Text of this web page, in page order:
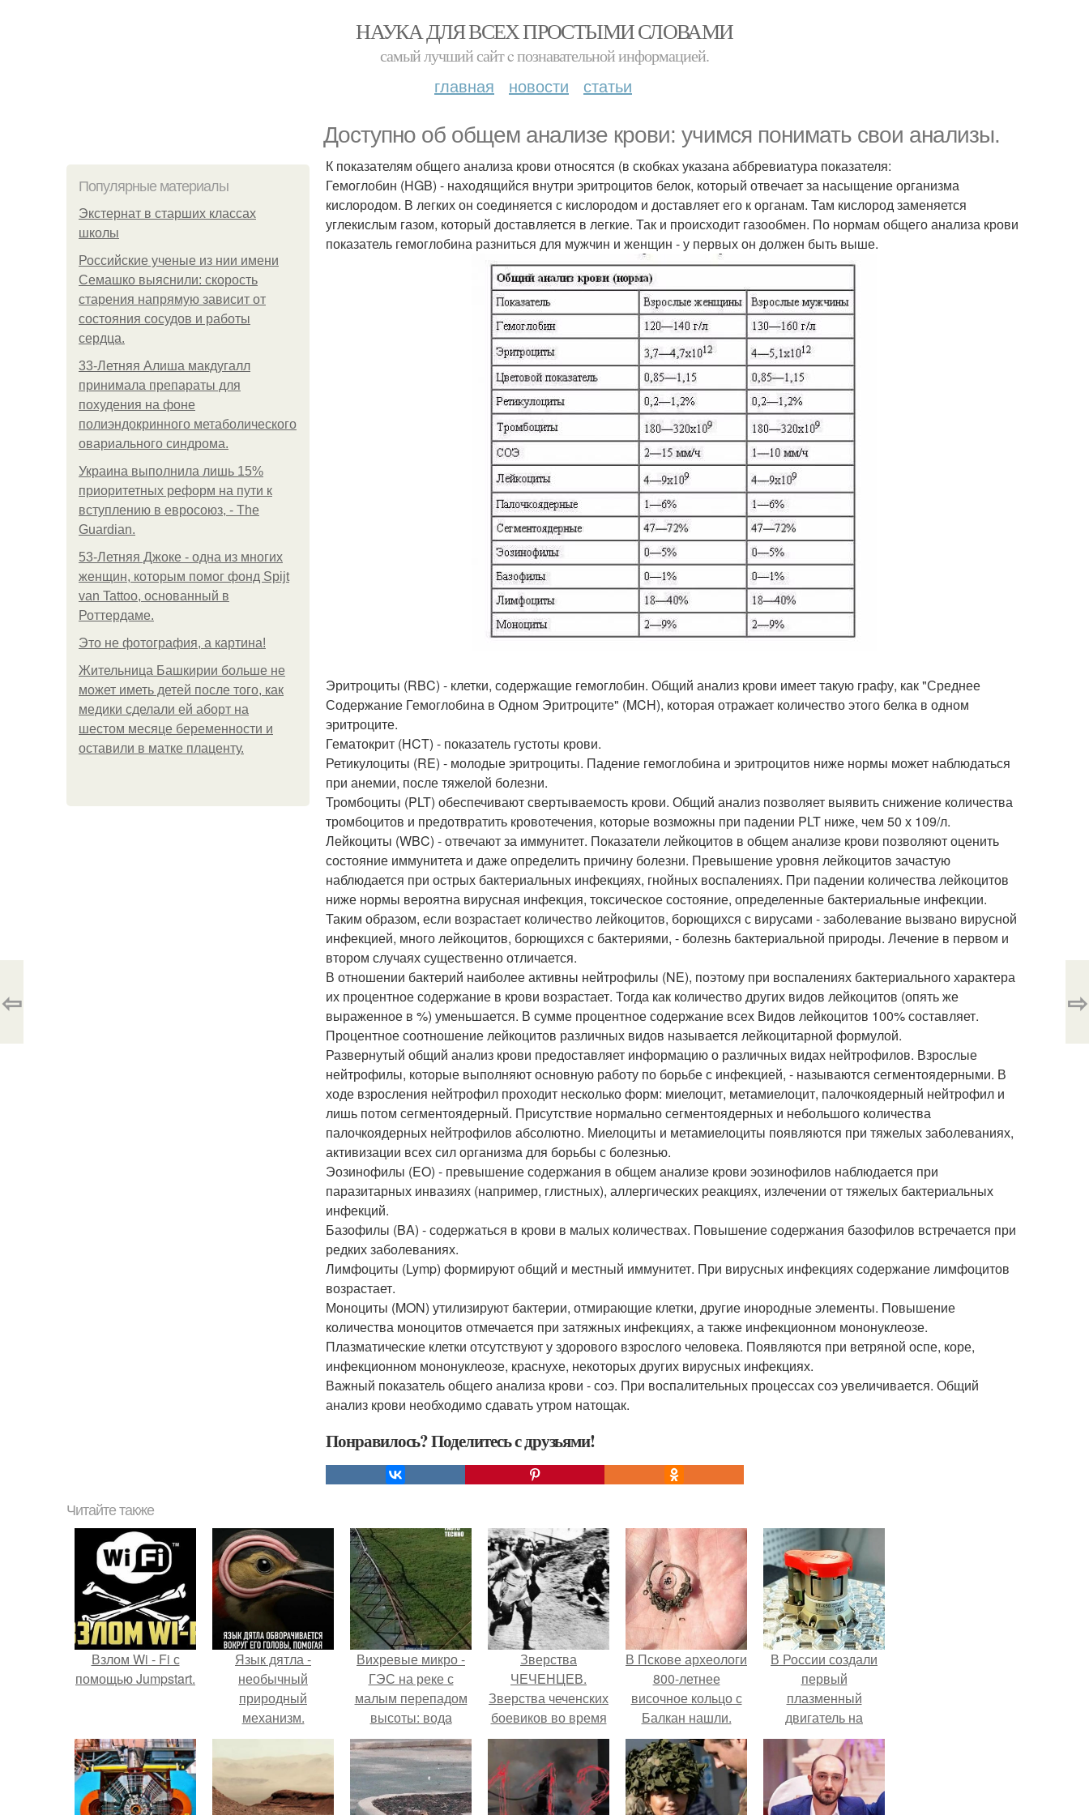
НАУКА ДЛЯ ВСЕХ ПРОСТЫМИ СЛОВАМИ
самый лучший сайт c познавательной информацией.
главная новости статьи
Доступно об общем анализе крови: учимся понимать свои анализы.
Популярные материалы
Экстернат в старших классах
школы
Российские ученые из нии имени
Семашко выяснили: скорость
старения напрямую зависит от
состояния сосудов и работы
сердца.
33-Летняя Алиша макдугалл
принимала препараты для
похудения на фоне
полиэндокринного метаболического
овариального синдрома.
Украина выполнила лишь 15%
приоритетных реформ на пути к
вступлению в евросоюз, - The
Guardian.
53-Летняя Джоке - одна из многих
женщин, которым помог фонд Spijt
van Tattoo, основанный в
Роттердаме.
Это не фотография, а картина!
Жительница Башкирии больше не
может иметь детей после того, как
медики сделали ей аборт на
шестом месяце беременности и
оставили в матке плаценту.
К показателям общего анализа крови относятся (в скобках указана аббревиатура показателя:
Гемоглобин (HGB) - находящийся внутри эритроцитов белок, который отвечает за насыщение организма
кислородом. В легких он соединяется с кислородом и доставляет его к органам. Там кислород заменяется
углекислым газом, который доставляется в легкие. Так и происходит газообмен. По нормам общего анализа крови
показатель гемоглобина разниться для мужчин и женщин - у первых он должен быть выше.
Эритроциты (RBC) - клетки, содержащие гемоглобин. Общий анализ крови имеет такую графу, как "Среднее
Содержание Гемоглобина в Одном Эритроците" (MCH), которая отражает количество этого белка в одном
эритроците.
Гематокрит (HCT) - показатель густоты крови.
Ретикулоциты (RE) - молодые эритроциты. Падение гемоглобина и эритроцитов ниже нормы может наблюдаться
при анемии, после тяжелой болезни.
Тромбоциты (PLT) обеспечивают свертываемость крови. Общий анализ позволяет выявить снижение количества
тромбоцитов и предотвратить кровотечения, которые возможны при падении PLT ниже, чем 50 х 109/л.
Лейкоциты (WBC) - отвечают за иммунитет. Показатели лейкоцитов в общем анализе крови позволяют оценить
состояние иммунитета и даже определить причину болезни. Превышение уровня лейкоцитов зачастую
наблюдается при острых бактериальных инфекциях, гнойных воспалениях. При падении количества лейкоцитов
ниже нормы вероятна вирусная инфекция, токсическое состояние, определенные бактериальные инфекции.
Таким образом, если возрастает количество лейкоцитов, борющихся с вирусами - заболевание вызвано вирусной
инфекцией, много лейкоцитов, борющихся с бактериями, - болезнь бактериальной природы. Лечение в первом и
втором случаях существенно отличается.
В отношении бактерий наиболее активны нейтрофилы (NE), поэтому при воспалениях бактериального характера
их процентное содержание в крови возрастает. Тогда как количество других видов лейкоцитов (опять же
выраженное в %) уменьшается. В сумме процентное содержание всех Видов лейкоцитов 100% составляет.
Процентное соотношение лейкоцитов различных видов называется лейкоцитарной формулой.
Развернутый общий анализ крови предоставляет информацию о различных видах нейтрофилов. Взрослые
нейтрофилы, которые выполняют основную работу по борьбе с инфекцией, - называются сегментоядерными. В
ходе взросления нейтрофил проходит несколько форм: миелоцит, метамиелоцит, палочкоядерный нейтрофил и
лишь потом сегментоядерный. Присутствие нормально сегментоядерных и небольшого количества
палочкоядерных нейтрофилов абсолютно. Миелоциты и метамиелоциты появляются при тяжелых заболеваниях,
активизации всех сил организма для борьбы с болезнью.
Эозинофилы (EO) - превышение содержания в общем анализе крови эозинофилов наблюдается при
паразитарных инвазиях (например, глистных), аллергических реакциях, излечении от тяжелых бактериальных
инфекций.
Базофилы (BA) - содержаться в крови в малых количествах. Повышение содержания базофилов встречается при
редких заболеваниях.
Лимфоциты (Lymp) формируют общий и местный иммунитет. При вирусных инфекциях содержание лимфоцитов
возрастает.
Моноциты (MON) утилизируют бактерии, отмирающие клетки, другие инородные элементы. Повышение
количества моноцитов отмечается при затяжных инфекциях, а также инфекционном мононуклеозе.
Плазматические клетки отсутствуют у здорового взрослого человека. Появляются при ветряной оспе, коре,
инфекционном мононуклеозе, краснухе, некоторых других вирусных инфекциях.
Важный показатель общего анализа крови - соэ. При воспалительных процессах соэ увеличивается. Общий
анализ крови необходимо сдавать утром натощак.
Понравилось? Поделитесь с друзьями!
⇦ ⇨
Читайте также
Взлом Wi - Fi с
помощью Jumpstart.
Язык дятла -
необычный
природный
механизм.
Вихревые микро -
ГЭС на реке с
малым перепадом
высоты: вода
закручивается в
бетонной камере и
вращает
вертикальную
Зверства
ЧЕЧЕНЦЕВ.
Зверства чеченских
боевиков во время
первой чеченской.
В Пскове археологи
800-летнее
височное кольцо с
Балкан нашли.
В России создали
первый
плазменный
двигатель на
криптоне.